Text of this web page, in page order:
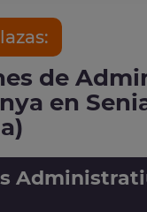
de
en